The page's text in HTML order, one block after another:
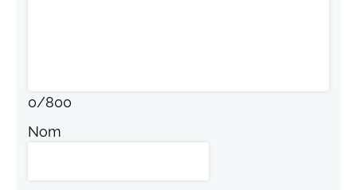
0/800
Nom